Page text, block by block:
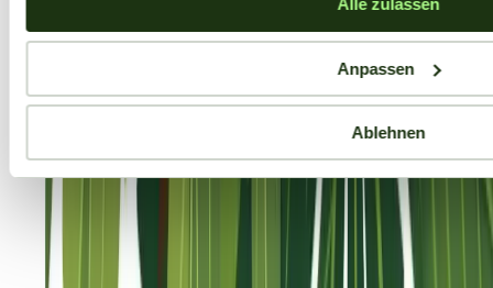
Alle zulassen
Anpassen
Ablehnen